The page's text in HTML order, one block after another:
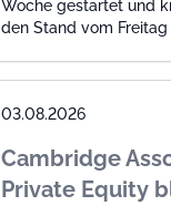
Woche gestartet und
den Stand vom Freitag
03.08.2026
Cambridge
Private Equity